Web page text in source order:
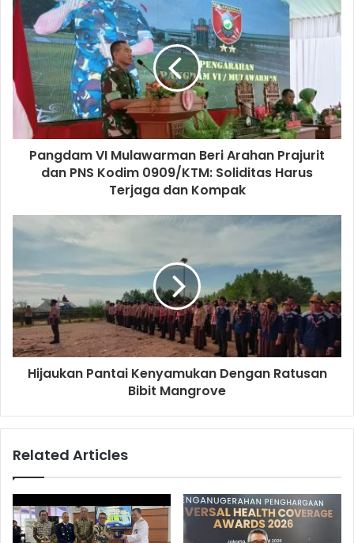
Pangdam VI Mulawarman Beri Arahan Prajurit
dan PNS Kodim 0909/KTM: Soliditas Harus
Terjaga dan Kompak
Hijaukan Pantai Kenyamukan Dengan Ratusan
Bibit Mangrove
Related Articles